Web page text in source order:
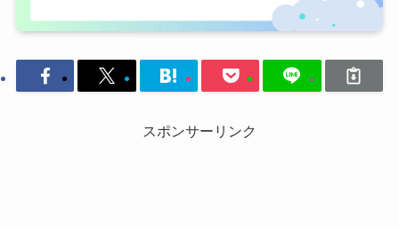
スポンサーリンク